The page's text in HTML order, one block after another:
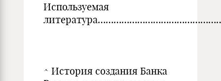
Используемая
^ История создания Банка